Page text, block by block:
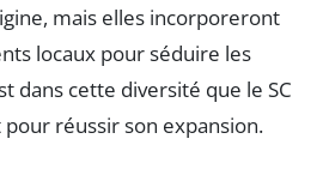
mais elles incorporeront
locaux pour séduire les
dans cette diversité que le SC
réussir son expansion.